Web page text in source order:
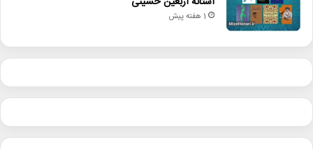
1 هفته پیش